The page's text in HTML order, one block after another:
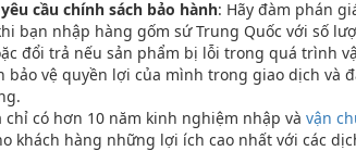
cầu chính sách bảo hành: Hãy đàm phán
bạn nhập hàng gốm sứ Trung Quốc với số
đổi trả nếu sản phẩm bị lỗi trong quá trình
bảo vệ quyền lợi của mình trong giao dịch và
chỉ có hơn 10 năm kinh nghiệm nhập và vận
khách hàng những lợi ích cao nhất với các